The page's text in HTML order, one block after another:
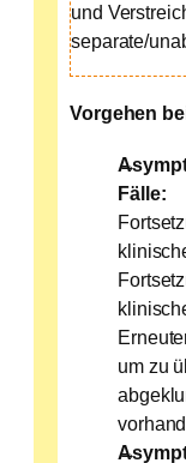
und
separate/
Vorgehen
Fälle:
um zu